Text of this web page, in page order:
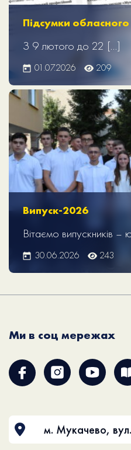
Підсумки
З 9 лютого до 22 […]
01.07.2026 209
Випуск-2026
Вітаємо випускників –
30.06.2026 243
Ми в соц мережах
м. Мукачево,